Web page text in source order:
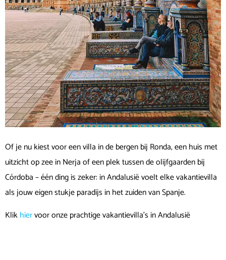
Of je nu kiest voor een villa in de bergen bij Ronda, een huis met
uitzicht op zee in Nerja of een plek tussen de olijfgaarden bij
Córdoba – één ding is zeker: in Andalusië voelt elke vakantievilla
als jouw eigen stukje paradijs in het zuiden van Spanje.
Klikhiervoor onze prachtige vakantievilla’s in Andalusië